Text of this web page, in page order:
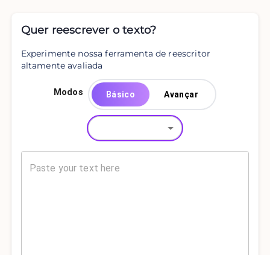
Quer reescrever o texto?
Experimente nossa ferramenta de reescritor
altamente avaliada
Modos Básico Avançar